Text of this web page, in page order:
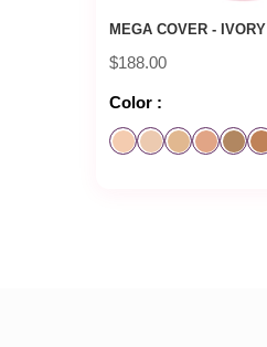
MEGA COVER - IVORY
$188.00
Color :